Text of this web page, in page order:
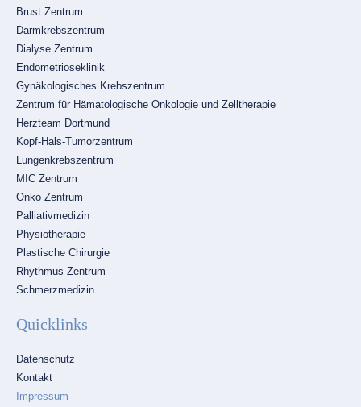
Brust Zentrum
Darmkrebszentrum
Dialyse Zentrum
Endometrioseklinik
Gynäkologisches Krebszentrum
Zentrum für Hämatologische Onkologie und Zelltherapie
Herzteam Dortmund
Kopf-Hals-Tumorzentrum
Lungenkrebszentrum
MIC Zentrum
Onko Zentrum
Palliativmedizin
Physiotherapie
Plastische Chirurgie
Rhythmus Zentrum
Schmerzmedizin
Quicklinks
Navigation
überspringen
Datenschutz
Kontakt
Impressum